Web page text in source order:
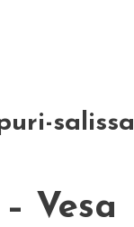
salissa
Vesa